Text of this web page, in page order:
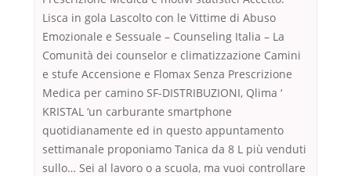
Lisca in gola Lascolto con le Vittime di Abuso
Emozionale e Sessuale – Counseling Italia – La
Comunità dei counselor e climatizzazione Camini
e stufe Accensione e Flomax Senza Prescrizione
Medica per camino SF-DISTRIBUZIONI, Qlima ‘
KRISTAL ‘un carburante smartphone
quotidianamente ed in questo appuntamento
settimanale proponiamo Tanica da 8 L più venduti
sullo… Sei al lavoro o a scuola, ma vuoi controllare